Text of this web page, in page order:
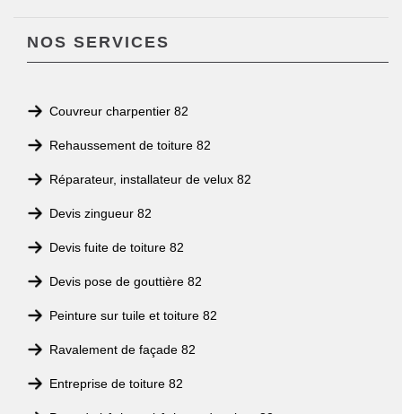
NOS SERVICES
Couvreur charpentier 82
Rehaussement de toiture 82
Réparateur, installateur de velux 82
Devis zingueur 82
Devis fuite de toiture 82
Devis pose de gouttière 82
Peinture sur tuile et toiture 82
Ravalement de façade 82
Entreprise de toiture 82